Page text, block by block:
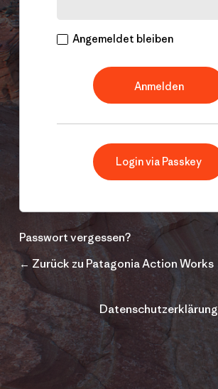
Angemeldet bleiben
Login via Passkey
Passwort vergessen?
← Zurück zu Patagonia Action Works
Datenschutzerklärung